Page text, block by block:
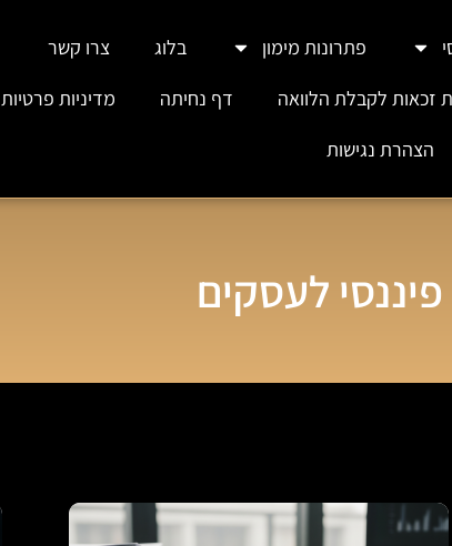
פתרונות מימון בלוג
צרו קשר
זכאות לקבלת הלוואה דף נחיתה
מדיניות פרטיות
הצהרת נגישות
לעסקים